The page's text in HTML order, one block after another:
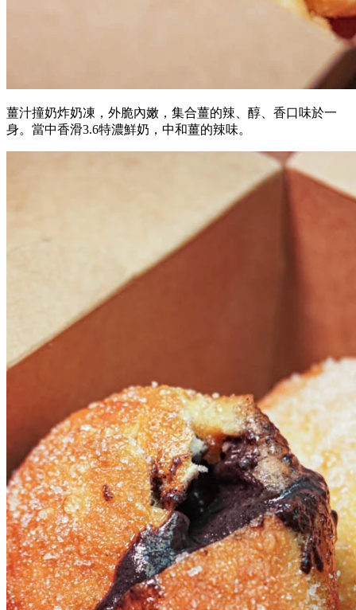
薑汁撞奶炸奶凍，外脆內嫩，集合薑的辣、醇、香口味於一
身。當中香滑3.6特濃鮮奶，中和薑的辣味。